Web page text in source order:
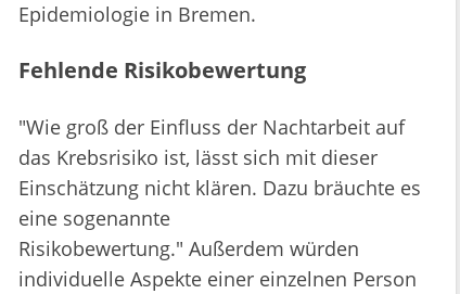
Epidemiologie in Bremen.
Fehlende Risikobewertung
"Wie groß der Einfluss der Nachtarbeit auf
das Krebsrisiko ist, lässt sich mit dieser
Einschätzung nicht klären. Dazu bräuchte es
eine sogenannte
Risikobewertung." Außerdem würden
individuelle Aspekte einer einzelnen Person